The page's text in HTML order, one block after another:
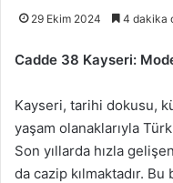
29 Ekim 2024 4 dakika
Cadde 38 Kayseri:
Kayseri, tarihi dokusu,
yaşam olanaklarıyla
Son yıllarda hızla
da cazip kılmaktadır.